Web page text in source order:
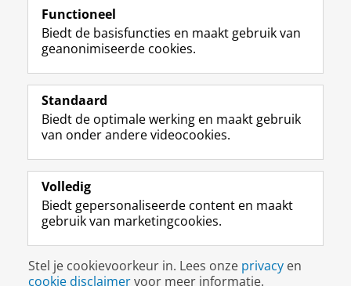
Volg de RUG
F
a
e
b
o
p
a
i
n
a
L
i
k
e
I
-
p
g
i
n
R
S
-
f
e
R
k
s
u
I
n
t
r
m
c
c
o
Y
o
T
e
k
a
a
Studiekiezers
Alumni
Over ons
Disclaimer & Copyright
Inloggen
Functioneel
Biedt de basisfuncties en maakt gebruik van
geanonimiseerde cookies.
Standaard
Biedt de optimale werking en maakt gebruik
van onder andere videocookies.
Volledig
Biedt gepersonaliseerde content en maakt
gebruik van marketingcookies.
Stel je cookievoorkeur in. Lees onze privacy en
cookie disclaimervoor meer informatie.